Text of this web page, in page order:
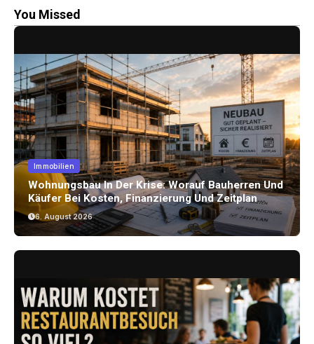
You Missed
Immobilien
Wohnungsbau In Der Krise: Worauf Bauherren Und
Käufer Bei Kosten, Finanzierung Und Zeitplan
Achten Sollten
6. August 2026